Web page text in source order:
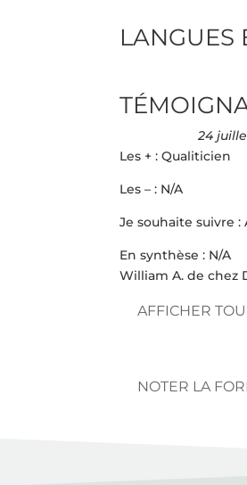
LANGUES
24
Les + : Qualiticien
Les – : N/A
Je souhaite suivre :
En synthèse : N/A
William A. de chez
AFFICHER
NOTER LA